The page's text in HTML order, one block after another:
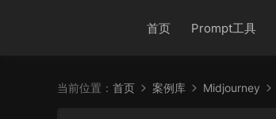
首页 Prompt工具
当前位置： 首页 案例库 Midjourney